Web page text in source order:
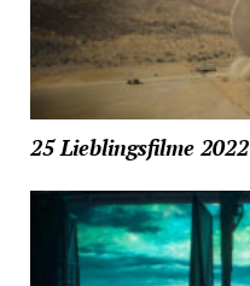
25 Lieblingsfilme 2022